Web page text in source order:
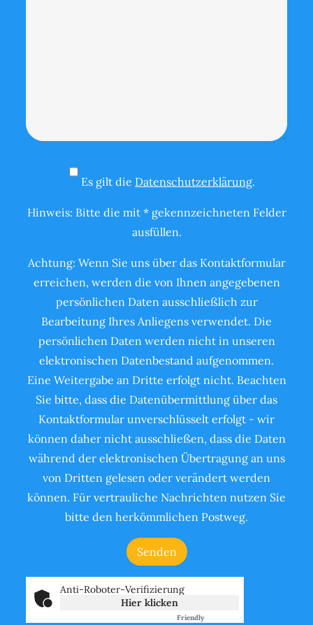
Es gilt die Datenschutzerklärung.
Hinweis: Bitte die mit * gekennzeichneten Felder
ausfüllen.
Achtung: Wenn Sie uns über das Kontaktformular
erreichen, werden die von Ihnen angegebenen
persönlichen Daten ausschließlich zur
Bearbeitung Ihres Anliegens verwendet. Die
persönlichen Daten werden nicht in unseren
elektronischen Datenbestand aufgenommen.
Eine Weitergabe an Dritte erfolgt nicht. Beachten
Sie bitte, dass die Datenübermittlung über das
Kontaktformular unverschlüsselt erfolgt - wir
können daher nicht ausschließen, dass die Daten
während der elektronischen Übertragung an uns
von Dritten gelesen oder verändert werden
können. Für vertrauliche Nachrichten nutzen Sie
bitte den herkömmlichen Postweg.
Anti-Roboter-Verifizierung
Hier klicken
Friendly